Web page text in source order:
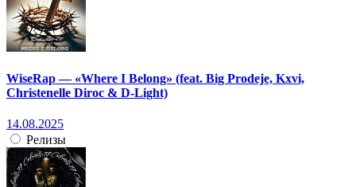
WiseRap — «Where I Belong» (feat. Big Prodeje, Kxvi,
Christenelle Diroc & D-Light)
14.08.2025
Релизы